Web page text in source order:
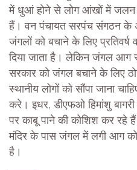
में धुआं होने से लोग आंखों में जलन
हैं। वन पंचायत सरपंच संगठन के
जंगलों को बचाने के लिए प्रतिवर्ष
दिया जाता है। लेकिन जंगल आग
सरकार को जंगल बचाने के लिए
स्थानीय लोगों को सौंपा जाना
करे। इधर, डीएफओ हिमांशु
पर काबू पाने की कोशिश कर रहे
मंदिर के पास जंगल में लगी आग को
है।